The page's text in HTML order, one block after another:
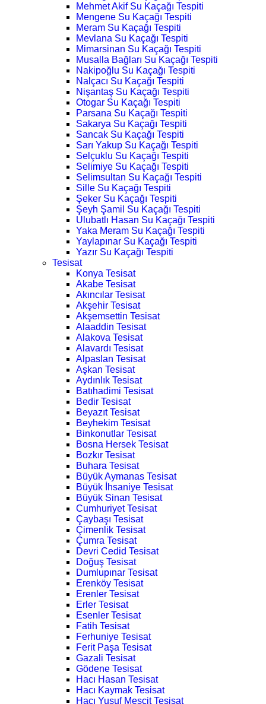
Mehmet Akif Su Kaçağı Tespiti
Mengene Su Kaçağı Tespiti
Meram Su Kaçağı Tespiti
Mevlana Su Kaçağı Tespiti
Mimarsinan Su Kaçağı Tespiti
Musalla Bağları Su Kaçağı Tespiti
Nakipoğlu Su Kaçağı Tespiti
Nalçacı Su Kaçağı Tespiti
Nişantaş Su Kaçağı Tespiti
Otogar Su Kaçağı Tespiti
Parsana Su Kaçağı Tespiti
Sakarya Su Kaçağı Tespiti
Sancak Su Kaçağı Tespiti
Sarı Yakup Su Kaçağı Tespiti
Selçuklu Su Kaçağı Tespiti
Selimiye Su Kaçağı Tespiti
Selimsultan Su Kaçağı Tespiti
Sille Su Kaçağı Tespiti
Şeker Su Kaçağı Tespiti
Şeyh Şamil Su Kaçağı Tespiti
Ulubatlı Hasan Su Kaçağı Tespiti
Yaka Meram Su Kaçağı Tespiti
Yaylapınar Su Kaçağı Tespiti
Yazır Su Kaçağı Tespiti
Tesisat
Konya Tesisat
Akabe Tesisat
Akıncılar Tesisat
Akşehir Tesisat
Akşemsettin Tesisat
Alaaddin Tesisat
Alakova Tesisat
Alavardı Tesisat
Alpaslan Tesisat
Aşkan Tesisat
Aydınlık Tesisat
Batıhadimi Tesisat
Bedir Tesisat
Beyazıt Tesisat
Beyhekim Tesisat
Binkonutlar Tesisat
Bosna Hersek Tesisat
Bozkır Tesisat
Buhara Tesisat
Büyük Aymanas Tesisat
Büyük İhsaniye Tesisat
Büyük Sinan Tesisat
Cumhuriyet Tesisat
Çaybaşı Tesisat
Çimenlik Tesisat
Çumra Tesisat
Devri Cedid Tesisat
Doğuş Tesisat
Dumlupınar Tesisat
Erenköy Tesisat
Erenler Tesisat
Erler Tesisat
Esenler Tesisat
Fatih Tesisat
Ferhuniye Tesisat
Ferit Paşa Tesisat
Gazali Tesisat
Gödene Tesisat
Hacı Hasan Tesisat
Hacı Kaymak Tesisat
Hacı Yusuf Mescit Tesisat